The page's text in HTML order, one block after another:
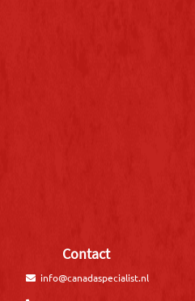
Contact
info@canadaspecialist.nl